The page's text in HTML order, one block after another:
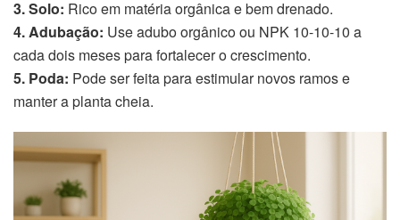
3. Solo: Rico em matéria orgânica e bem drenado.
4. Adubação: Use adubo orgânico ou NPK 10-10-10 a
cada dois meses para fortalecer o crescimento.
5. Poda: Pode ser feita para estimular novos ramos e
manter a planta cheia.